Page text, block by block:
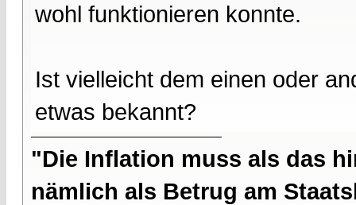
wohl funktionieren konnte.
Ist vielleicht dem einen oder
etwas bekannt?
"Die Inflation muss als das
nämlich als Betrug am